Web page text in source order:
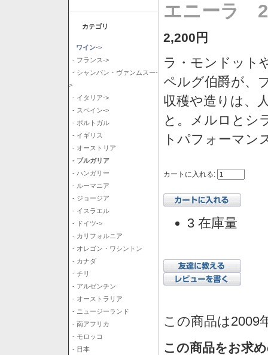
カテゴリ
ワイン->
- フランス->
- シャンパン・ヴァンムスー-
>
- イタリア->
- スペイン->
- ポルトガル
- イギリス
- オーストリア
- ブルガリア
- ハンガリー
- ルーマニア
- ジョージア
- イスラエル
- ドイツ->
- カリフォルニア
- オレゴン・ワシントン
- カナダ
- チリ
- アルゼンチン
- オーストラリア
- ニュージーランド
- 南アフリカ
- モロッコ
- 日本
エニーラ
2,200円
ラ・モンドット
ペルグ伯爵が、
収穫や造りは、
と。メルロとシ
トパフォーマン
カートに入れる:
3 在庫量
この商品は2009
この商品をお求